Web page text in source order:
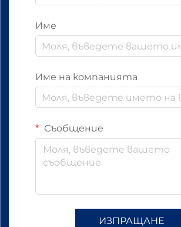
Име
Име на компанията
Съобщение
ИЗПРАЩАНЕ